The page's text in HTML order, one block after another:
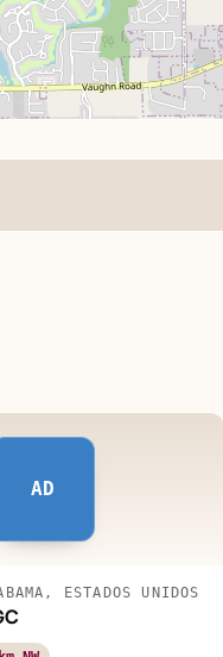
AD
ESTADOS UNIDOS